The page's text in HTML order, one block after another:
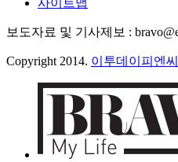
사이트맵
보도자료 및 기사제보 :
Copyright 2014. 이투데이피엔씨